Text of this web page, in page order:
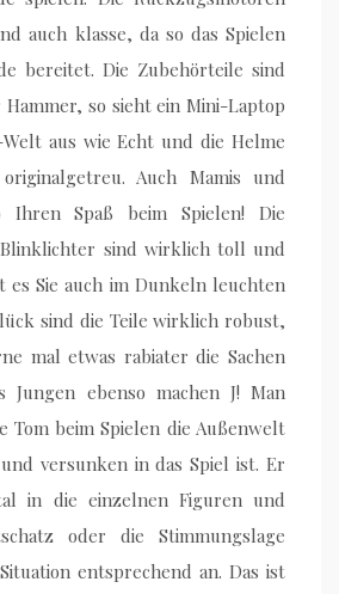
auch klasse, da so das Spielen
bereitet. Die Zubehörteile sind
so sieht ein Mini-Laptop
aus wie Echt und die Helme
Auch Mamis und
Ihren Spaß beim Spielen! Die
sind wirklich toll und
es Sie auch im Dunkeln leuchten
sind die Teile wirklich robust,
mal etwas rabiater die Sachen
Jungen ebenso machen J! Man
beim Spielen die Außenwelt
versunken in das Spiel ist. Er
in die einzelnen Figuren und
oder die Stimmungslage
entsprechend an. Das ist